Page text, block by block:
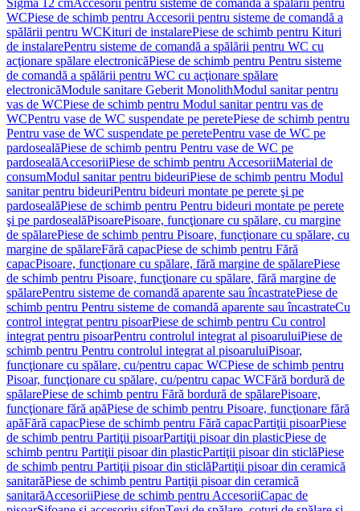
Sigma 12 cmAccesorii pentru sisteme de comandă a spălării pentru
WCPiese de schimb pentru Accesorii pentru sisteme de comandă a
spălării pentru WCKituri de instalarePiese de schimb pentru Kituri
de instalarePentru sisteme de comandă a spălării pentru WC cu
acţionare spălare electronicăPiese de schimb pentru Pentru sisteme
de comandă a spălării pentru WC cu acţionare spălare
electronicăModule sanitare Geberit MonolithModul sanitar pentru
vas de WCPiese de schimb pentru Modul sanitar pentru vas de
WCPentru vase de WC suspendate pe peretePiese de schimb pentru
Pentru vase de WC suspendate pe peretePentru vase de WC pe
pardosealăPiese de schimb pentru Pentru vase de WC pe
pardosealăAccesoriiPiese de schimb pentru AccesoriiMaterial de
consumModul sanitar pentru bideuriPiese de schimb pentru Modul
sanitar pentru bideuriPentru bideuri montate pe perete şi pe
pardosealăPiese de schimb pentru Pentru bideuri montate pe perete
şi pe pardosealăPisoarePisoare, funcţionare cu spălare, cu margine
de spălarePiese de schimb pentru Pisoare, funcţionare cu spălare, cu
margine de spălareFără capacPiese de schimb pentru Fără
capacPisoare, funcţionare cu spălare, fără margine de spălarePiese
de schimb pentru Pisoare, funcţionare cu spălare, fără margine de
spălarePentru sisteme de comandă aparente sau încastratePiese de
schimb pentru Pentru sisteme de comandă aparente sau încastrateCu
control integrat pentru pisoarPiese de schimb pentru Cu control
integrat pentru pisoarPentru controlul integrat al pisoaruluiPiese de
schimb pentru Pentru controlul integrat al pisoaruluiPisoar,
funcţionare cu spălare, cu/pentru capac WCPiese de schimb pentru
Pisoar, funcţionare cu spălare, cu/pentru capac WCFără bordură de
spălarePiese de schimb pentru Fără bordură de spălarePisoare,
funcţionare fără apăPiese de schimb pentru Pisoare, funcţionare fără
apăFără capacPiese de schimb pentru Fără capacPartiţii pisoarPiese
de schimb pentru Partiţii pisoarPartiţii pisoar din plasticPiese de
schimb pentru Partiţii pisoar din plasticPartiţii pisoar din sticlăPiese
de schimb pentru Partiţii pisoar din sticlăPartiţii pisoar din ceramică
sanitarăPiese de schimb pentru Partiţii pisoar din ceramică
sanitarăAccesoriiPiese de schimb pentru AccesoriiCapac de